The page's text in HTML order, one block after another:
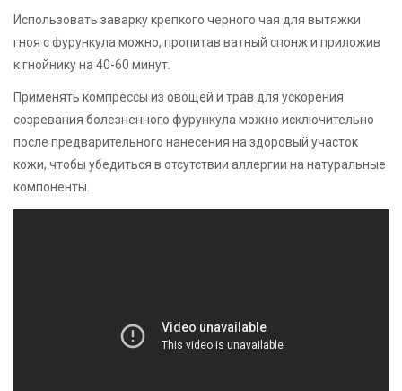
Использовать заварку крепкого черного чая для вытяжки
гноя с фурункула можно, пропитав ватный спонж и приложив
к гнойнику на 40-60 минут.
Применять компрессы из овощей и трав для ускорения
созревания болезненного фурункула можно исключительно
после предварительного нанесения на здоровый участок
кожи, чтобы убедиться в отсутствии аллергии на натуральные
компоненты.